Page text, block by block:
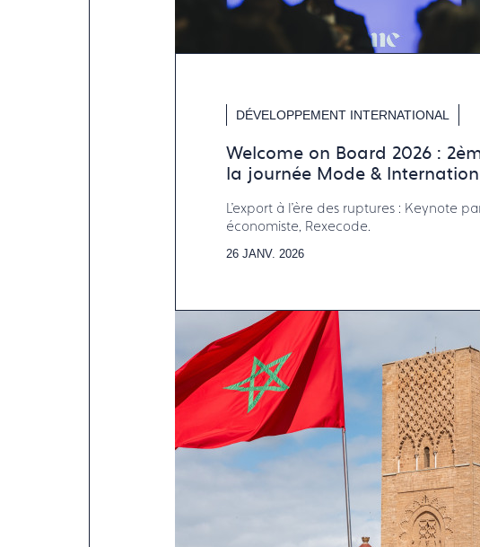
DÉVELOPPEMENT INTERNATIONAL
Welcome on Board 2026 :
la journée Mode &
L'export à l'ère des ruptures : Keynote par
économiste, Rexecode.
26 JANV. 2026